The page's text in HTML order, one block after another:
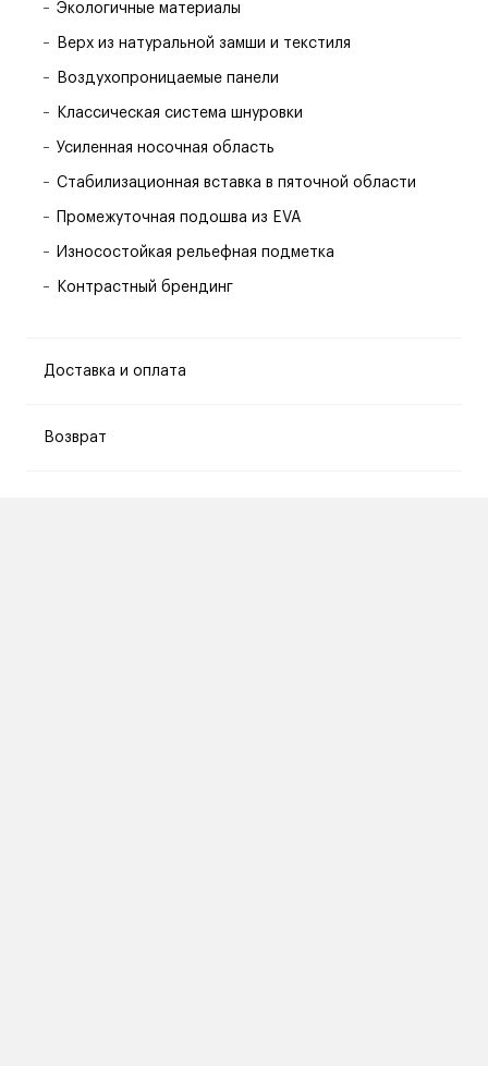
Экологичные материалы
Верх из натуральной замши и текстиля
Воздухопроницаемые панели
Классическая система шнуровки
Усиленная носочная область
Стабилизационная вставка в пяточной области
Промежуточная подошва из EVA
Износостойкая рельефная подметка
Контрастный брендинг
Доставка и оплата
Возврат